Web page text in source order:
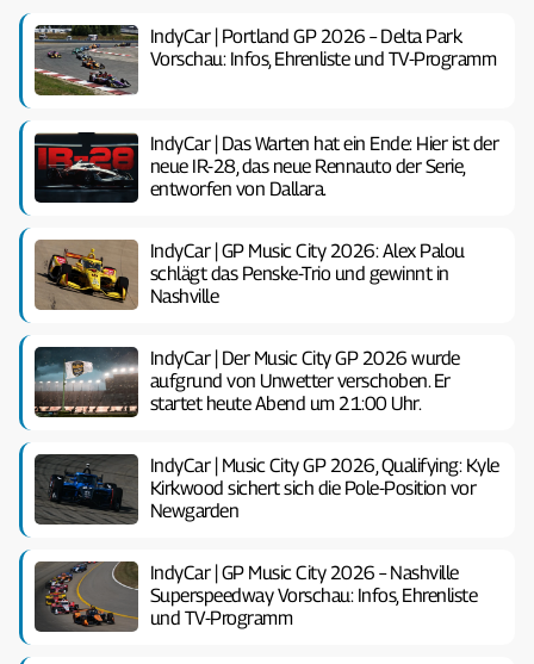
IndyCar | Portland GP 2026 – Delta Park
Vorschau: Infos, Ehrenliste und TV-Programm
IndyCar | Das Warten hat ein Ende: Hier ist der
neue IR-28, das neue Rennauto der Serie,
entworfen von Dallara.
IndyCar | GP Music City 2026: Alex Palou
schlägt das Penske-Trio und gewinnt in
Nashville
IndyCar | Der Music City GP 2026 wurde
aufgrund von Unwetter verschoben. Er
startet heute Abend um 21:00 Uhr.
IndyCar | Music City GP 2026, Qualifying: Kyle
Kirkwood sichert sich die Pole-Position vor
Newgarden
IndyCar | GP Music City 2026 – Nashville
Superspeedway Vorschau: Infos, Ehrenliste
und TV-Programm